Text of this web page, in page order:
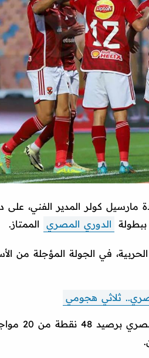
مارسيل كولر المدير الفني، على
الدوري المصري الممتاز.
ثلاثي هجومي
المركز الثاني في